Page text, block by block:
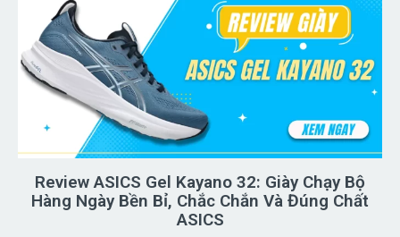
Review ASICS Gel Kayano 32: Giày Chạy Bộ
Hàng Ngày Bền Bỉ, Chắc Chắn Và Đúng Chất
ASICS